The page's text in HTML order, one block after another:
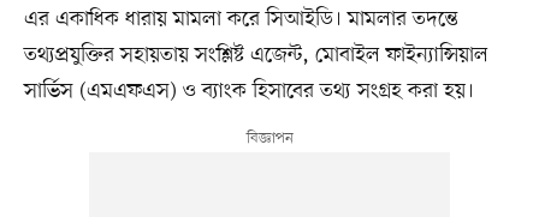
এর একাধিক ধারায় মামলা করে সিআইডি। মামলার তদন্তে
তথ্যপ্রযুক্তির সহায়তায় সংশ্লিষ্ট এজেন্ট, মোবাইল ফাইন্যান্সিয়াল
সার্ভিস (এমএফএস) ও ব্যাংক হিসাবের তথ্য সংগ্রহ করা হয়।